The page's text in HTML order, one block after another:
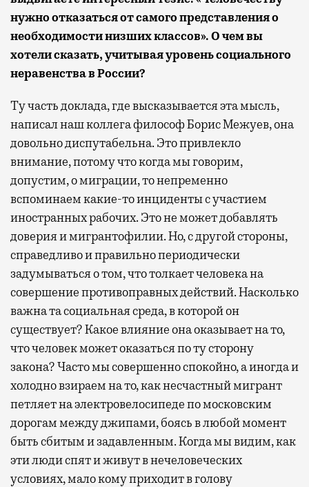
нужно отказаться от самого представления о
необходимости низших классов». О чем вы
хотели сказать, учитывая уровень социального
неравенства в России?
Ту часть доклада, где высказывается эта мысль,
написал наш коллега философ Борис Межуев, она
довольно диспутабельна. Это привлекло
внимание, потому что когда мы говорим,
допустим, о миграции, то непременно
вспоминаем какие-то инциденты с участием
иностранных рабочих. Это не может добавлять
доверия и мигрантофилии. Но, с другой стороны,
справедливо и правильно периодически
задумываться о том, что толкает человека на
совершение противоправных действий. Насколько
важна та социальная среда, в которой он
существует? Какое влияние она оказывает на то,
что человек может оказаться по ту сторону
закона? Часто мы совершенно спокойно, а иногда и
холодно взираем на то, как несчастный мигрант
петляет на электровелосипеде по московским
дорогам между джипами, боясь в любой момент
быть сбитым и задавленным. Когда мы видим, как
эти люди спят и живут в нечеловеческих
условиях, мало кому приходит в голову